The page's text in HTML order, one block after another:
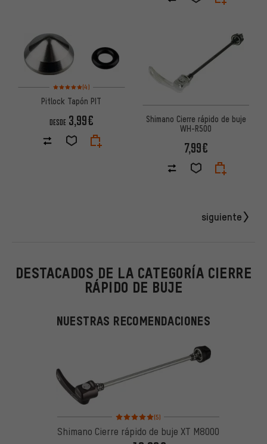
Valoración media: 5 de 5 basada en 4 reseñas
(4)
Pitlock Tapón PIT
DESDE 3,99€
Shimano Cierre rápido de buje
WH-R500
7,99€
siguiente
DESTACADOS DE LA CATEGORÍA CIERRE
RÁPIDO DE BUJE
NUESTRAS RECOMENDACIONES
Valoración media: 5 de 5 basada en 5 reseñas
(5)
Shimano Cierre rápido de buje XT M8000